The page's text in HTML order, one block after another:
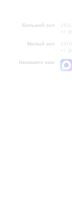
Большой зал:
+7
Малый зал:
+7
Напишите нам: